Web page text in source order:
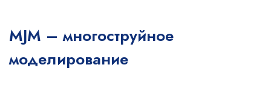
MJM – многоструйное
моделирование